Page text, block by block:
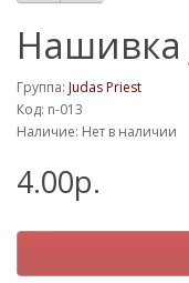
Нашивка
Группа: Judas Priest
Код: n-013
Наличие: Нет в наличии
4.00р.